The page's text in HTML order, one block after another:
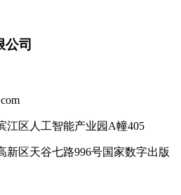
公司
江区人工智能产业园A幢405
新区天谷七路996号国家数字出版